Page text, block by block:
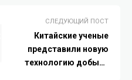
СЛЕДУЮЩИЙ ПОСТ
Китайские ученые
представили новую
технологию добычи